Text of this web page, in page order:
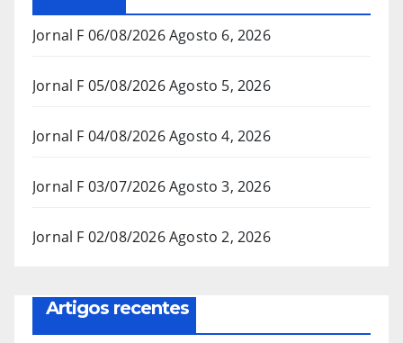
Jornal F 06/08/2026Agosto 6, 2026
Jornal F 05/08/2026Agosto 5, 2026
Jornal F 04/08/2026Agosto 4, 2026
Jornal F 03/07/2026Agosto 3, 2026
Jornal F 02/08/2026Agosto 2, 2026
Artigos recentes